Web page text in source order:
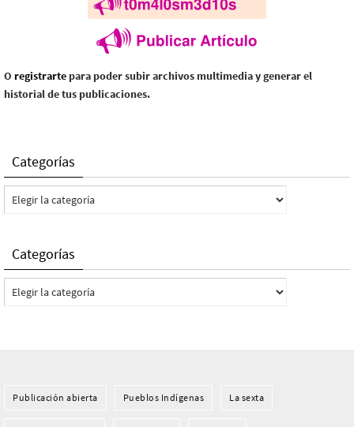
O registrarte para poder subir archivos multimedia y generar el
historial de tus publicaciones.
Categorías
Categorías
Categorías
Categorías
Publicación abierta Pueblos Indí­genas La sexta